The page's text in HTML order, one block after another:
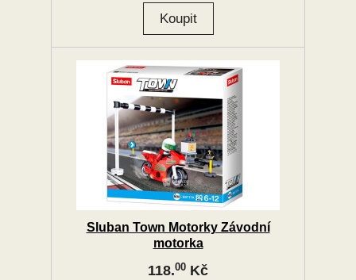
Sluban Town Motorky Závodní
motorka
118.00 Kč